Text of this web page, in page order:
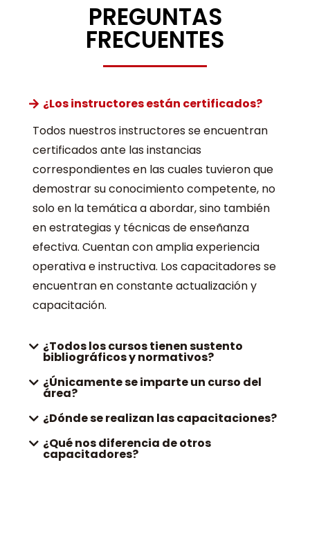
PREGUNTAS
FRECUENTES
¿Los instructores están certificados?
Todos nuestros instructores se encuentran
certificados ante las instancias
correspondientes en las cuales tuvieron que
demostrar su conocimiento competente, no
solo en la temática a abordar, sino también
en estrategias y técnicas de enseñanza
efectiva. Cuentan con amplia experiencia
operativa e instructiva. Los capacitadores se
encuentran en constante actualización y
capacitación.
¿Todos los cursos tienen sustento
bibliográficos y normativos?
¿Únicamente se imparte un curso del
área?
¿Dónde se realizan las capacitaciones?
¿Qué nos diferencia de otros
capacitadores?